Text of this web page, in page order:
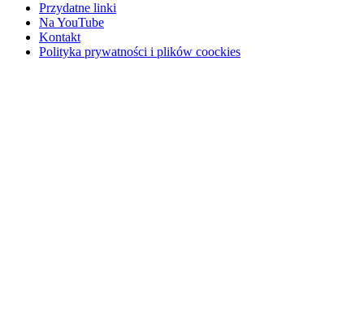
Przydatne linki
Na YouTube
Kontakt
Polityka prywatności i plików coockies